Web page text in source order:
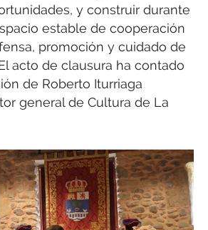
y construir durante
estable de cooperación
promoción y cuidado de
acto de clausura ha contado
de Roberto Iturriaga
general de Cultura de La